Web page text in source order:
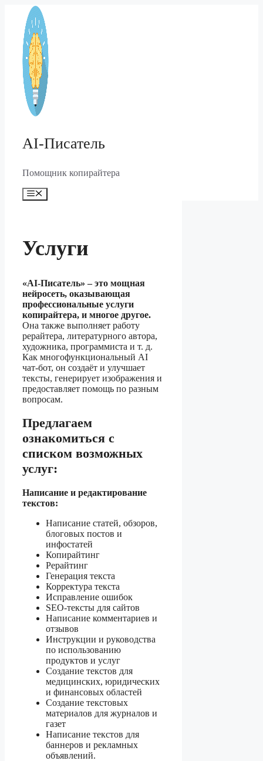
Перейти
содержимому
AI-Писатель
Помощник копирайтера
Меню
Услуги
«AI-Писатель» – это мощная
нейросеть, оказывающая
профессиональные услуги
копирайтера, и многое другое.
Она также выполняет работу
рерайтера, литературного автора,
художника, программиста и т. д.
Как многофункциональный AI
чат-бот, он создаёт и улучшает
тексты, генерирует изображения и
предоставляет помощь по разным
вопросам.
Предлагаем
ознакомиться с
списком возможных
услуг:
Написание и редактирование
текстов:
Написание статей, обзоров,
блоговых постов и
инфостатей
Копирайтинг
Рерайтинг
Генерация текста
Корректура текста
Исправление ошибок
SEO-тексты для сайтов
Написание комментариев и
отзывов
Инструкции и руководства
по использованию
продуктов и услуг
Создание текстов для
медицинских, юридических
и финансовых областей
Создание текстовых
материалов для журналов и
газет
Написание текстов для
баннеров и рекламных
объявлений.